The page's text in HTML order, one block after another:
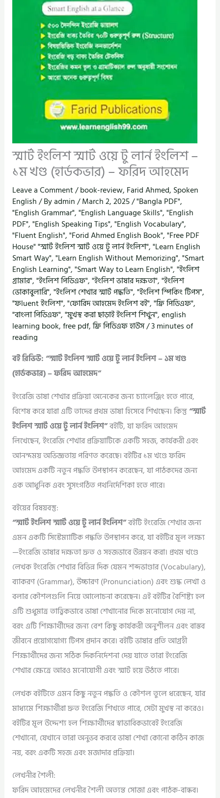
স্মার্ট ইংলিশ স্মার্ট ওয়ে টু লার্ন ইংলিশ –
১ম খণ্ড (হার্ডকভার) – ফরিদ আহমেদ
Leave a Comment/book-review, Farid Ahmed, Spoken
English/ Byadmin/March 2, 2025/"Bangla PDF",
"English Grammar","English Language Skills","English
PDF","English Speaking Tips","English Vocabulary",
"Fluent English","Forid Ahmed English Book","Free PDF
House" "স্মার্ট ইংলিশ স্মার্ট ওয়ে টু লার্ন ইংলিশ","Learn English
Smart Way","Learn English Without Memorizing","Smart
English Learning","Smart Way to Learn English","ইংলিশ
গ্রামার","ইংলিশ পিডিএফ","ইংলিশ ভাষার দক্ষতা","ইংলিশ
ভোকাবুলারি","ইংলিশ শেখার স্মার্ট পদ্ধতি","ইংলিশ স্পিকিং টিপস",
"ফluent ইংলিশ","ফোরিদ আহমেদ ইংলিশ বই","ফ্রি পিডিএফ",
"বাংলা পিডিএফ","মুখস্থ করা ছাড়াই ইংলিশ শিখুন",english
learning book,free pdf,ফ্রি পিডিএফ হাউস/3 minutes of
reading
বই রিভিউ: “স্মার্ট ইংলিশ স্মার্ট ওয়ে টু লার্ন ইংলিশ – ১ম খণ্ড
(হার্ডকভার) – ফরিদ আহমেদ”
ইংরেজি ভাষা শেখার প্রক্রিয়া অনেকের জন্য চ্যালেঞ্জিং হতে পারে,
বিশেষ করে যারা এটি তাদের প্রথম ভাষা হিসেবে শিখছেন। কিন্তু“স্মার্ট
ইংলিশ স্মার্ট ওয়ে টু লার্ন ইংলিশ”বইটি, যা ফরিদ আহমেদ
লিখেছেন, ইংরেজি শেখার প্রক্রিয়াটিকে একটি সহজ, কার্যকরী এবং
আনন্দময় অভিজ্ঞতায় পরিণত করেছে। বইটির ১ম খণ্ডে ফরিদ
আহমেদ একটি নতুন পদ্ধতি উপস্থাপন করেছেন, যা পাঠকদের জন্য
এক আধুনিক এবং সুসংগঠিত পথনির্দেশিকা হতে পারে।
বইয়ের বিষয়বস্তু:
“স্মার্ট ইংলিশ স্মার্ট ওয়ে টু লার্ন ইংলিশ”বইটি ইংরেজি শেখার জন্য
এমন একটি সিস্টেম্যাটিক পদ্ধতি উপস্থাপন করে, যা বইটির মূল লক্ষ্য
—ইংরেজি ভাষার দক্ষতা দ্রুত ও সহজভাবে উন্নয়ন করা। প্রথম খণ্ডে
লেখক ইংরেজি শেখার বিভিন্ন দিক যেমন শব্দভাণ্ডার (Vocabulary),
ব্যাকরণ (Grammar), উচ্চারণ (Pronunciation) এবং শুদ্ধ লেখা ও
বলার কৌশলগুলি নিয়ে আলোচনা করেছেন। এই বইটির বৈশিষ্ট্য হল
এটি শুধুমাত্র তাত্ত্বিকভাবে ভাষা শেখানোর দিকে মনোযোগ দেয় না,
বরং এটি শিক্ষার্থীদের জন্য বেশ কিছু কার্যকরী অনুশীলন এবং বাস্তব
জীবনে প্রয়োগযোগ্য টিপস প্রদান করে। বইটি ভাষার প্রতি আগ্রহী
শিক্ষার্থীদের জন্য সঠিক দিকনির্দেশনা দেয় যাতে তারা ইংরেজি
শেখার ক্ষেত্রে আরও মনোযোগী এবং স্মার্ট হয়ে উঠতে পারে।
লেখক বইটিতে এমন কিছু নতুন পদ্ধতি ও কৌশল তুলে ধরেছেন, যার
মাধ্যমে শিক্ষার্থীরা দ্রুত ইংরেজি শিখতে পারে, সেটা মুখস্থ না করেও।
বইটির মূল উদ্দেশ্য হল শিক্ষার্থীদের স্বাভাবিকভাবেই ইংরেজি
শেখানো, যেখানে তারা অনুভব করবে ভাষা শেখা কোনো কঠিন কাজ
নয়, বরং একটি সহজ এবং মজাদার প্রক্রিয়া।
লেখনীর শৈলী:
ফরিদ আহমেদের লেখনীর শৈলী অত্যন্ত সোজা এবং পাঠক-বান্ধব।